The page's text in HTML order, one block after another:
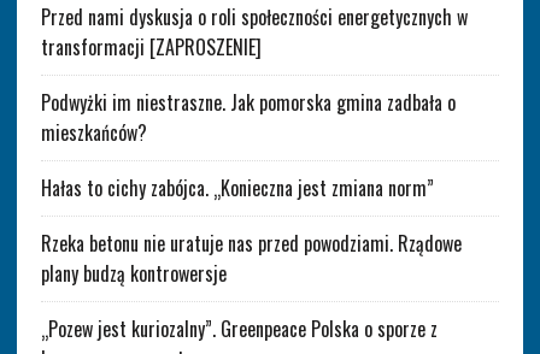
Przed nami dyskusja o roli społeczności energetycznych w
transformacji [ZAPROSZENIE]
Podwyżki im niestraszne. Jak pomorska gmina zadbała o
mieszkańców?
Hałas to cichy zabójca. „Konieczna jest zmiana norm”
Rzeka betonu nie uratuje nas przed powodziami. Rządowe
plany budzą kontrowersje
„Pozew jest kuriozalny”. Greenpeace Polska o sporze z